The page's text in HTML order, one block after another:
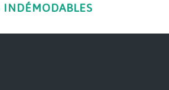
INDÉMODABLES